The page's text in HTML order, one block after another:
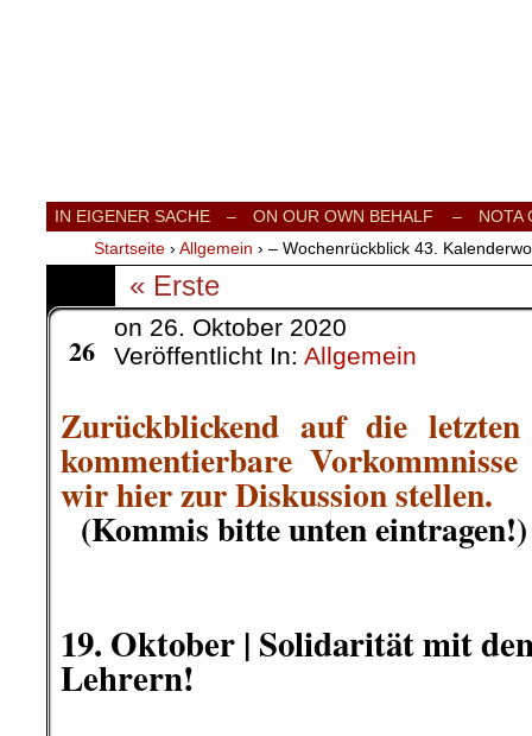
Internationale Onlinezeitung für Frieden,
IN EIGENER SACHE – ON OUR OWN BEHALF –
NOTA
Startseite › Allgemein › – Wochenrückblick 43.
« Erste
26
on 26. Oktober 2020
Veröffentlicht In: Allgemein
Zurückblickend auf die
kommentierbare
wir hier zur Diskussion stellen.
(Kommis bitte unten eintragen!)
19. Oktober | Solidarität mit
Lehrern!